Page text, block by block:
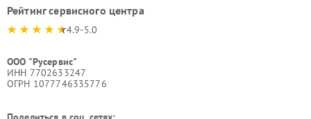
Рейтинг сервисного центра
4.9-5.0
ООО "Русервис"
ИНН 7702633247
ОГРН 1077746335776